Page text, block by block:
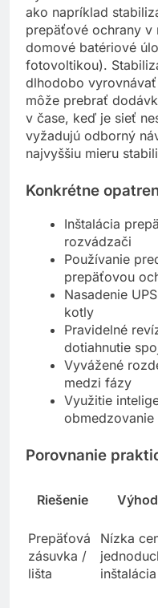
Vyššou úrovňou
ako napríklad
prepäťové ochrany v
domové batériové
fotovoltikou).
dlhodobo
môže prebrať
v čase, keď je sieť
vyžadujú odborný
Konkrétne
Inštalácia
rozvádzači
Používanie
prepäťovou
Nasadenie
kotly
Pravidelné
dotiahnutie
Vyvážené
medzi fázy
Využitie
Porovnanie
Prepäťová
zásuvka /
Nízka